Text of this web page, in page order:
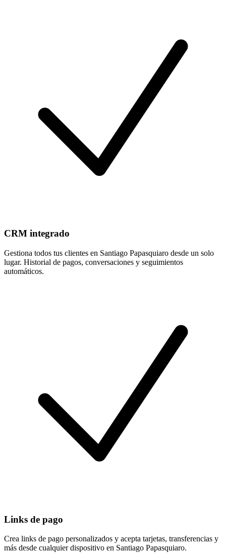
CRM integrado
Gestiona todos tus clientes en Santiago Papasquiaro desde un solo
lugar. Historial de pagos, conversaciones y seguimientos
automáticos.
Links de pago
Crea links de pago personalizados y acepta tarjetas, transferencias y
más desde cualquier dispositivo en Santiago Papasquiaro.